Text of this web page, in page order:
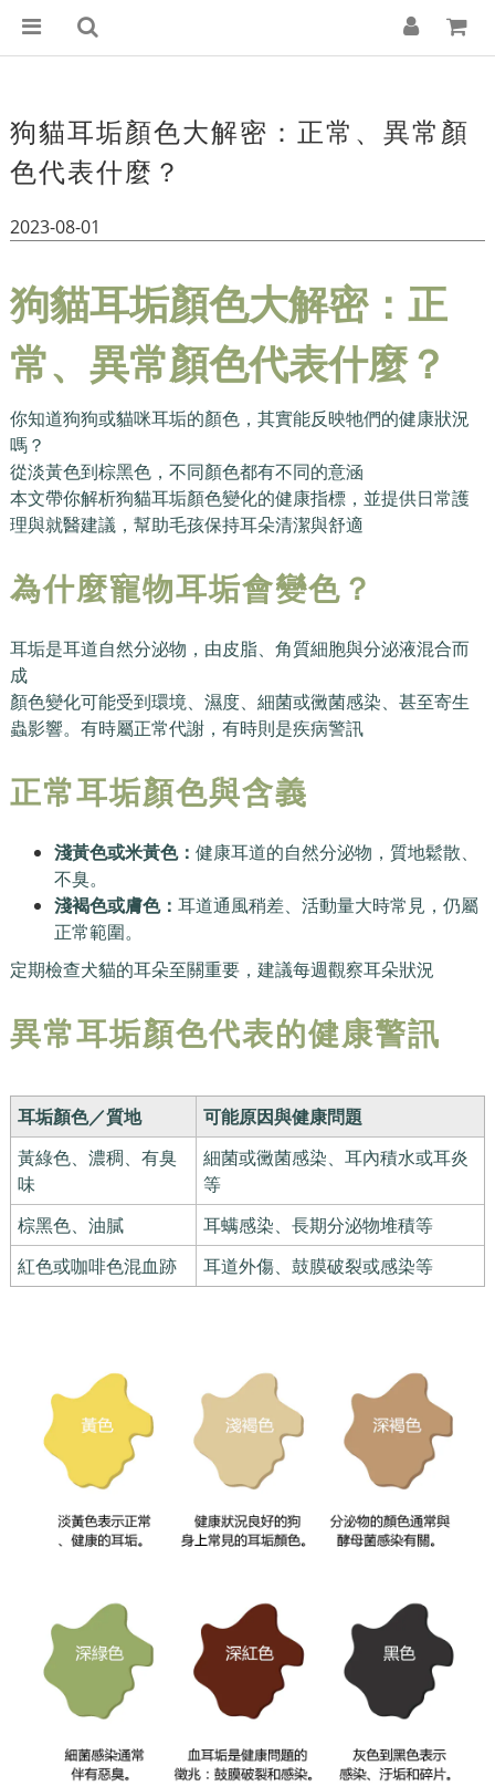
狗貓耳垢顏色大解密：正常、異常顏
色代表什麼？
2023-08-01
狗貓耳垢顏色大解密：正
常、異常顏色代表什麼？
你知道狗狗或貓咪耳垢的顏色，其實能反映牠們的健康狀況
嗎？
從淡黃色到棕黑色，不同顏色都有不同的意涵
本文帶你解析狗貓耳垢顏色變化的健康指標，並提供日常護
理與就醫建議，幫助毛孩保持耳朵清潔與舒適
為什麼寵物耳垢會變色？
耳垢是耳道自然分泌物，由皮脂、角質細胞與分泌液混合而
成
顏色變化可能受到環境、濕度、細菌或黴菌感染、甚至寄生
蟲影響。有時屬正常代謝，有時則是疾病警訊
正常耳垢顏色與含義
淺黃色或米黃色： 健康耳道的自然分泌物，質地鬆散、
不臭。
淺褐色或膚色： 耳道通風稍差、活動量大時常見，仍屬
正常範圍。
定期檢查犬貓的耳朵至關重要，建議每週觀察耳朵狀況
異常耳垢顏色代表的健康警訊
耳垢顏色／質地
可能原因與健康問題
黃綠色、濃稠、有臭
味
細菌或黴菌感染、耳內積水或耳炎
等
棕黑色、油膩
耳螨感染、長期分泌物堆積等
紅色或咖啡色混血跡
耳道外傷、鼓膜破裂或感染等